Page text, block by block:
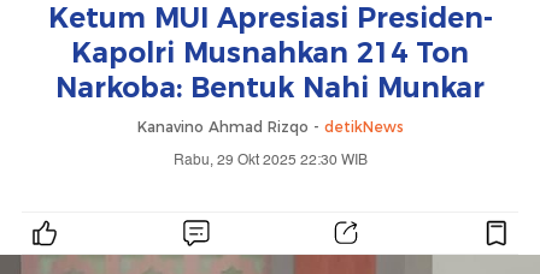
Ketum MUI Apresiasi Presiden-
Kapolri Musnahkan 214 Ton
Narkoba: Bentuk Nahi Munkar
Kanavino Ahmad Rizqo - detikNews
Rabu, 29 Okt 2025 22:30 WIB